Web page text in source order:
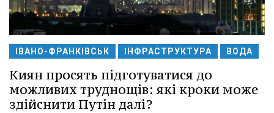
ІВАНО-ФРАНКІВСЬК ІНФРАСТРУКТУРА ВОДА
Киян просять підготуватися до
можливих труднощів: які кроки може
здійснити Путін далі?